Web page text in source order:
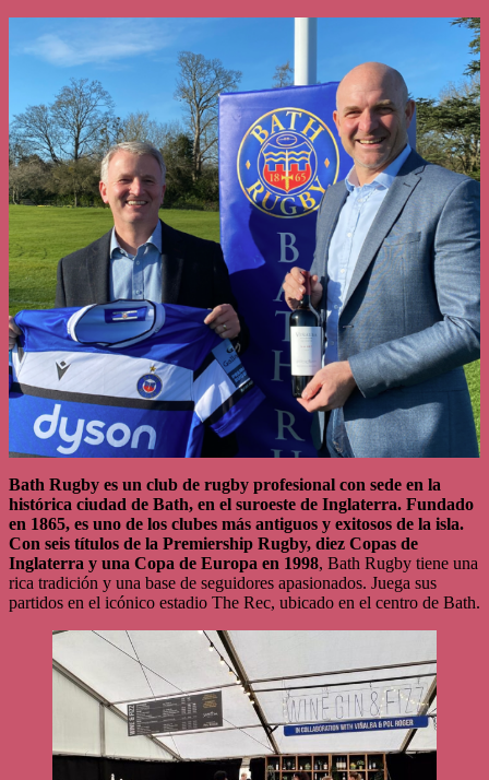
Bath Rugby es un club de rugby profesional con sede en la
histórica ciudad de Bath, en el suroeste de Inglaterra. Fundado
en 1865, es uno de los clubes más antiguos y exitosos de la isla.
Con seis títulos de la Premiership Rugby, diez Copas de
Inglaterra y una Copa de Europa en 1998, Bath Rugby tiene una
rica tradición y una base de seguidores apasionados. Juega sus
partidos en el icónico estadio The Rec, ubicado en el centro de Bath.